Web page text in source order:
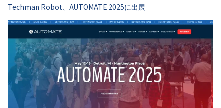
Techman Robot、AUTOMATE 2025に出展